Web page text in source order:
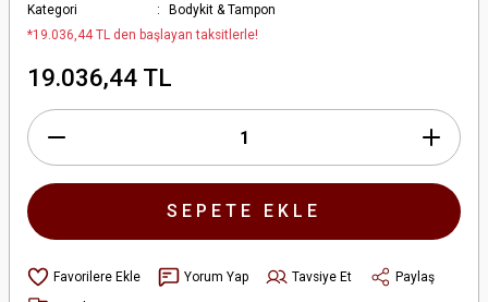
Kategori
Bodykit & Tampon
*19.036,44 TL den başlayan taksitlerle!
19.036,44 TL
SEPETE EKLE
Yorum Yap Tavsiye Et
Paylaş